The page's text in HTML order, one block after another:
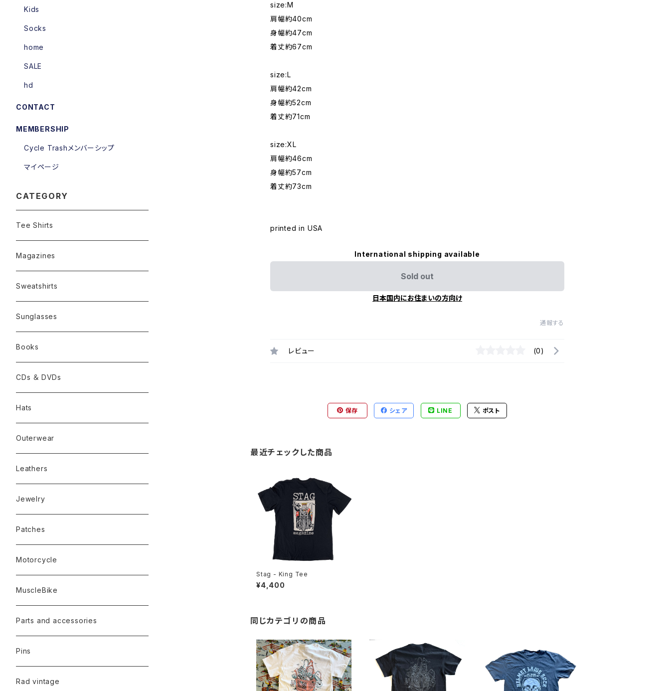
size:M
肩幅約40cm
身幅約47cm
着丈約67cm
size:L
肩幅約42cm
身幅約52cm
着丈約71cm
size:XL
肩幅約46cm
身幅約57cm
着丈約73cm
printed in USA
International shipping available
Sold out
日本国内にお住まいの方向け
通報する
レビュー (0)
保存 シェア LINE ポスト
最近チェックした商品
Stag - King Tee
¥4,400
同じカテゴリの商品
Kids
Socks
home
SALE
hd
CONTACT
MEMBERSHIP
Cycle Trashメンバーシップ
マイページ
CATEGORY
Tee Shirts
Magazines
Sweatshirts
Sunglasses
Books
CDs ＆ DVDs
Hats
Outerwear
Leathers
Jewelry
Patches
Motorcycle
MuscleBike
Parts and accessories
Pins
Rad vintage